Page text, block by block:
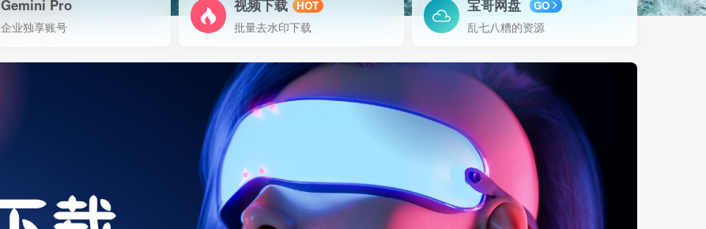
Gemini Pro
企业独享账号
视频下载 HOT
批量去水印下载
宝哥网盘 GO
乱七八糟的资源